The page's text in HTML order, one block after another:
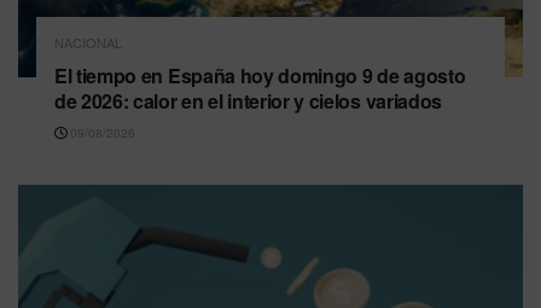
NACIONAL
El tiempo en España hoy domingo 9 de agosto
de 2026: calor en el interior y cielos variados
09/08/2026